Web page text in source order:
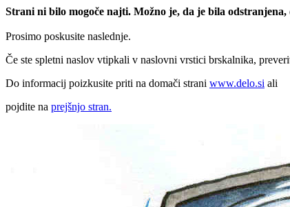
Strani ni bilo mogoče najti. Možno je, da je bila
Prosimo poskusite naslednje.
Če ste spletni naslov vtipkali v naslovni vrstici brskalnika,
Do informacij poizkusite priti na domači strani www.delo.si ali
pojdite na prejšnjo stran.